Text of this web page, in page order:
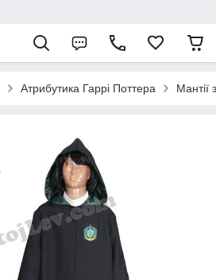
Атрибутика Гаррі Поттера Мантії